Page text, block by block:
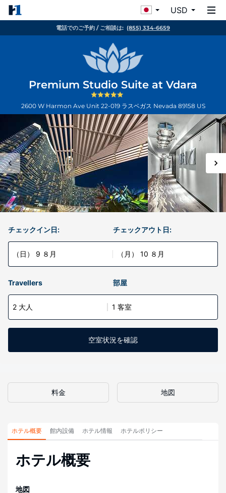
USD
電話でのご予約 / ご相談は: (855) 334-6659
Premium Studio Suite at Vdara
2600 W Harmon Ave Unit 22-019 ラスベガス Nevada 89158 US
チェックイン日:
（日） 9 ８月
チェックアウト日:
（月） 10 ８月
Travellers 部屋
2 大人 1 客室
空室状況を確認
料金 地図
ホテル概要 館内設備 ホテル情報 ホテルポリシー
ホテル概要
地図